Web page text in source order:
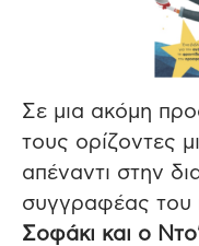
Σε μια ακόμη
τους ορίζοντες
απέναντι στην
συγγραφέας του
Σοφάκι και ο